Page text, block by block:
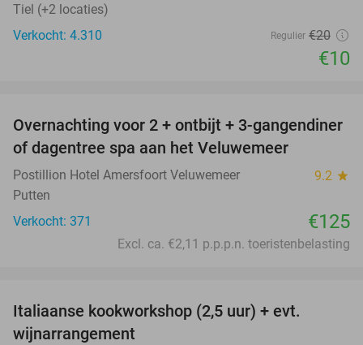
Tiel (+2 locaties)
Verkocht: 4.310
Regulier €20
€10
Overnachting voor 2 + ontbijt + 3-gangendiner
of dagentree spa aan het Veluwemeer
Postillion Hotel Amersfoort Veluwemeer 9.2 star
Putten
Verkocht: 371
€125
Excl. ca. €2,11 p.p.p.n. toeristenbelasting
Italiaanse kookworkshop (2,5 uur) + evt.
wijnarrangement